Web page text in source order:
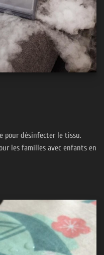
pour désinfecter le tissu.
les familles avec enfants en